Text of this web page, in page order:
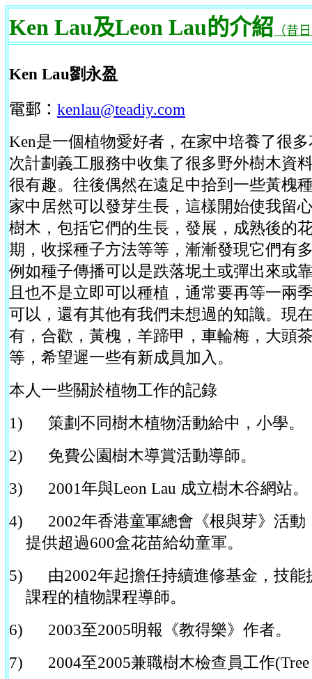
Ken Lau及Leon Lau的介紹 （昔
Ken Lau劉永盈
電郵： kenlau@teadiy.com
Ken是一個植物愛好者，在家中培養了很
次計劃義工服務中收集了很多野外樹木資
很有趣。往後偶然在遠足中拾到一些黃槐
家中居然可以發芽生長，這樣開始使我留
樹木，包括它們的生長，發展，成熟後的
期，收採種子方法等等，漸漸發現它們有
例如種子傳播可以是跌落坭土或彈出來或
且也不是立即可以種植，通常要再等一兩
可以，還有其他有我們未想過的知識。現
有，合歡，黃槐，羊蹄甲，車輪梅，大頭
等，希望遲一些有新成員加入。
本人一些關於植物工作的記錄
1)
策劃不同樹木植物活動給中，小學。
2)
免費公園樹木導賞活動導師。
3) 2001年與Leon Lau 成立樹木谷網站。
4) 2002年香港童軍總會《根與芽》活動
提供超過600盒花苗給幼童軍。
5)
由2002年起擔任持續進修基金，技能
課程的植物課程導師。
6)
2003至2005明報《教得樂》作者。
7) 2004至2005兼職樹木檢查員工作